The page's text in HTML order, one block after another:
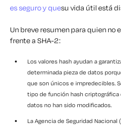
es seguro y quesu vida útil está
Un breve resumen para quien no
frente a SHA-2:
Los valores hash ayudan a
determinada pieza de datos
que son únicos e impredecibles.
tipo de función hash criptográfica
datos no han sido modificados.
La Agencia de Seguridad Nacional